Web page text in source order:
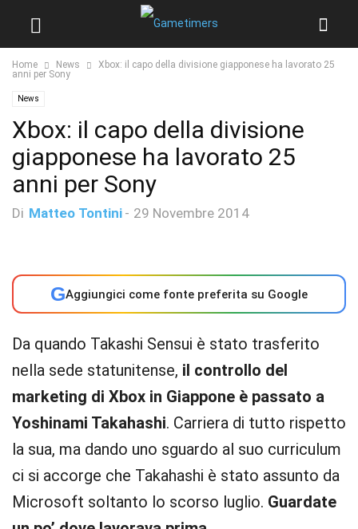
Home News
Xbox: il capo della divisione giapponese ha lavorato 25
anni per Sony
News
Xbox: il capo della divisione
giapponese ha lavorato 25
anni per Sony
Di Matteo Tontini - 29 Novembre 2014
GAggiungici come fonte preferita su Google
Da quando Takashi Sensui è stato trasferito
nella sede statunitense, il controllo del
marketing di Xbox in Giappone è passato a
Yoshinami Takahashi. Carriera di tutto rispetto
la sua, ma dando uno sguardo al suo curriculum
ci si accorge che Takahashi è stato assunto da
Microsoft soltanto lo scorso luglio. Guardate